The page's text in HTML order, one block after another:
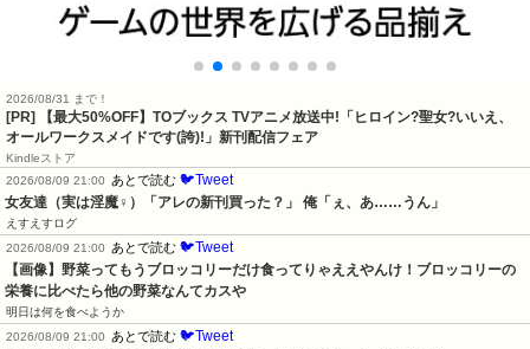
2026/08/31 まで！
[PR] 【最大50%OFF】TOブックス TVアニメ放送中!「ヒロイン?聖女?いいえ、
オールワークスメイドです(誇)!」新刊配信フェア
Kindleストア
2026/08/09 21:00
あとで読む 🐦Tweet
女友達（実は淫魔♀）「アレの新刊買った？」 俺「ぇ、あ……うん」
えすえすログ
2026/08/09 21:00
あとで読む 🐦Tweet
【画像】野菜ってもうブロッコリーだけ食ってりゃええやんけ！ブロッコリーの
栄養に比べたら他の野菜なんてカスや
明日は何を食べようか
2026/08/09 21:00
あとで読む 🐦Tweet